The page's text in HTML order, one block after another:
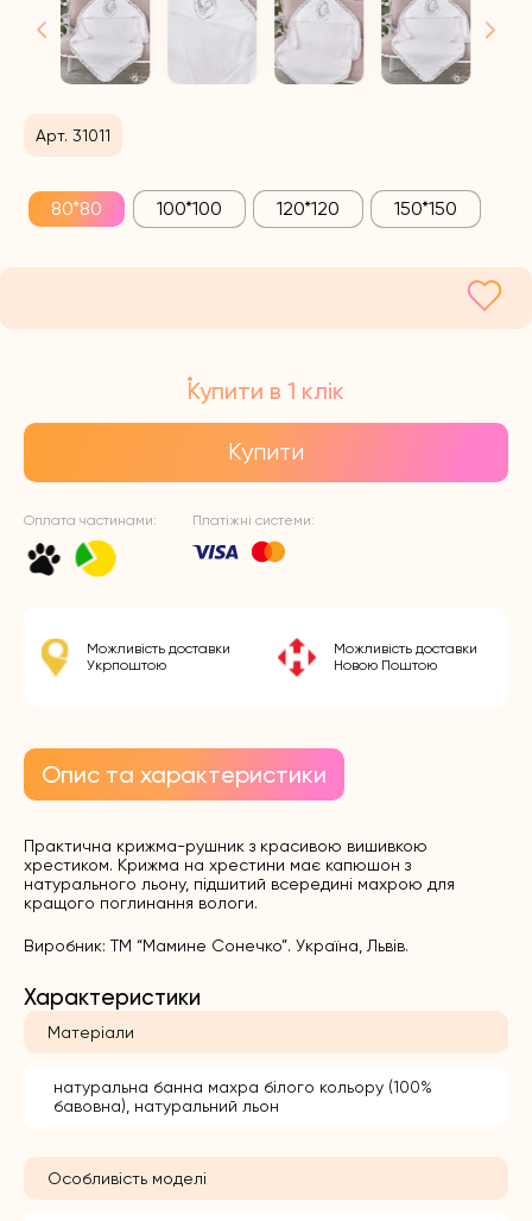
Арт. 31011
80*80 100*100 120*120 150*150
Купити в 1 клік
Купити
Оплата частинами: Платіжні системи:
Можливість доставки
Укрпоштою
Можливість доставки
Новою Поштою
Опис та характеристики
Практична крижма-рушник з красивою вишивкою
хрестиком. Крижма на хрестини має капюшон з
натурального льону, підшитий всередині махрою для
кращого поглинання вологи.
Виробник: ТМ “Мамине Сонечко”. Україна, Львів.
Характеристики
Матеріали
натуральна банна махра білого кольору (100%
бавовна), натуральний льон
Особливість моделі